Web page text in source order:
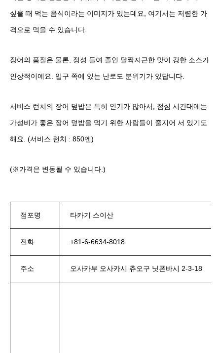
싶을 때 먹는 음식이라는 이미지가 있는데요, 여기서는 저렴한 가
격으로 먹을 수 있습니다.
장어의 품질은 물론, 정성 들여 졸인 달짝지근한 맛이 강한 소스가
인상적이에요. 입구 쪽에 있는 난로도 분위기가 있답니다.
서비스 런치의 장어 덮밥은 특히 인기가 많아서, 점심 시간대에는
가성비가 좋은 장어 덮밥을 먹기 위한 사람들이 줄지어 서 있기도
해요. (서비스 런치 : 850엔)
(※가격은 변동될 수 있습니다.)
점포명 타카기 스이산
전화 +81-6-6634-8018
주소 오사카부 오사카시 츄오구 닛폰바시 2-3-18